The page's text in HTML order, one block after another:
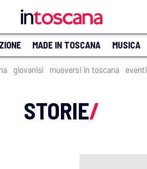
MADE IN TOSCANA MUSICA
giovanisì muoversi in toscana eventi
STORIE/